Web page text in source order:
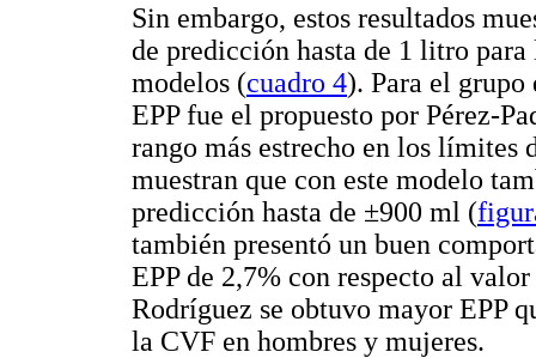
Sin embargo, estos resultados
de predicción hasta de 1 litro
modelos (cuadro 4). Para el grupo
EPP fue el propuesto por Pérez-
rango más estrecho en los límites
muestran que con este modelo
predicción hasta de ±900 ml (
también presentó un buen
EPP de 2,7% con respecto al
Rodríguez se obtuvo mayor EPP
la CVF en hombres y mujeres.